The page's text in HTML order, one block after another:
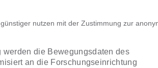
nutzen mit der Zustimmung zur
werden die Bewegungsdaten des
an die Forschungseinrichtung